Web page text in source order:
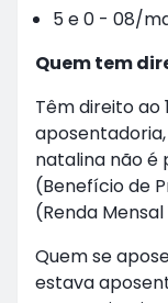
5 e 0 - 08/
Quem tem
Têm direito ao
natalina não é
(Benefício de
(Renda
Quem se
estava